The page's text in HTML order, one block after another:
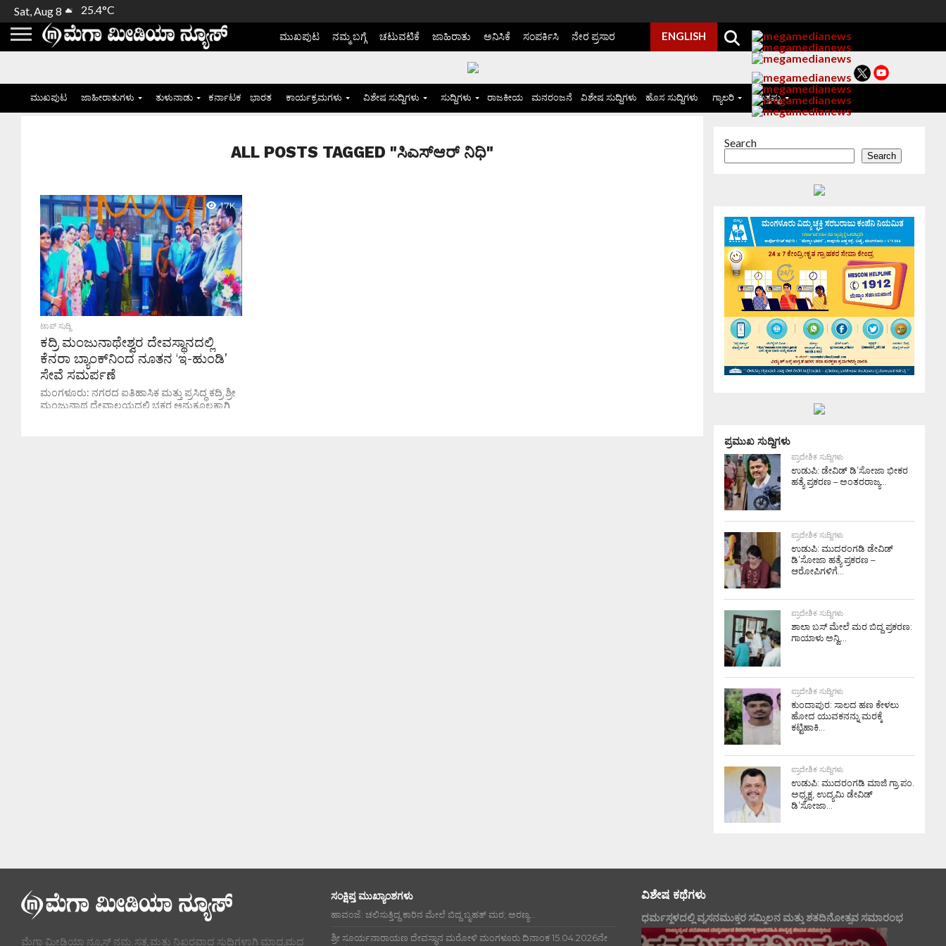
Sat, Aug 8 25.4°C
ಮುಖಪುಟ ನಮ್ಮ ಬಗ್ಗೆ ಚಟುವಟಿಕೆ ಜಾಹಿರಾತು ಅನಿಸಿಕೆ ಸಂಪರ್ಕಿಸಿ ನೇರ ಪ್ರಸಾರ ENGLISH
ಮುಖಪುಟ ಜಾಹೀರಾತುಗಳು ತುಳುನಾಡು ಕರ್ನಾಟಕ ಭಾರತ ಕಾರ್ಯಕ್ರಮಗಳು ವಿಶೇಷ ಸುದ್ದಿಗಳು ಸುದ್ದಿಗಳು ರಾಜಕೀಯ ಮನರಂಜನೆ ವಿಶೇಷ ಸುದ್ದಿಗಳು ಹೊಸ ಸುದ್ದಿಗಳು ಗ್ಯಾಲರಿ ಮತ್ತಷ್ಟು
ALL POSTS TAGGED "ಸಿಎಸ್ಆರ್ ನಿಧಿ"
1.7K
ಟಾಪ್ ಸುದ್ದಿ
ಕದ್ರಿ ಮಂಜುನಾಥೇಶ್ವರ ದೇವಸ್ಥಾನದಲ್ಲಿ
ಕೆನರಾ ಬ್ಯಾಂಕ್‌ನಿಂದ ನೂತನ ‘ಇ-ಹುಂಡಿ’
ಸೇವೆ ಸಮರ್ಪಣೆ
ಮಂಗಳೂರು: ನಗರದ ಐತಿಹಾಸಿಕ ಮತ್ತು ಪ್ರಸಿದ್ಧ ಕದ್ರಿ ಶ್ರೀ
ಮಂಜುನಾಥ ದೇವಾಲಯದಲ್ಲಿ ಭಕ್ತರ ಅನುಕೂಲಕ್ಕಾಗಿ
Search
Search
ಪ್ರಮುಖ ಸುದ್ದಿಗಳು
ಪ್ರಾದೇಶಿಕ ಸುದ್ದಿಗಳು
ಉಡುಪಿ: ಡೇವಿಡ್ ಡಿ’ಸೋಜಾ ಭೀಕರ
ಹತ್ಯೆ ಪ್ರಕರಣ – ಅಂತರರಾಜ್ಯ...
ಪ್ರಾದೇಶಿಕ ಸುದ್ದಿಗಳು
ಉಡುಪಿ: ಮುದರಂಗಡಿ ಡೇವಿಡ್
ಡಿ’ಸೋಜಾ ಹತ್ಯೆ ಪ್ರಕರಣ –
ಆರೋಪಿಗಳಿಗೆ...
ಪ್ರಾದೇಶಿಕ ಸುದ್ದಿಗಳು
ಶಾಲಾ ಬಸ್ ಮೇಲೆ ಮರ ಬಿದ್ದ ಪ್ರಕರಣ:
ಗಾಯಾಳು ಅನ್ವಿ...
ಪ್ರಾದೇಶಿಕ ಸುದ್ದಿಗಳು
ಕುಂದಾಪುರ: ಸಾಲದ ಹಣ ಕೇಳಲು
ಹೋದ ಯುವಕನನ್ನು ಮರಕ್ಕೆ
ಕಟ್ಟಿಹಾಕಿ...
ಪ್ರಾದೇಶಿಕ ಸುದ್ದಿಗಳು
ಉಡುಪಿ: ಮುದರಂಗಡಿ ಮಾಜಿ ಗ್ರಾ.ಪಂ.
ಅಧ್ಯಕ್ಷ, ಉದ್ಯಮಿ ಡೇವಿಡ್
ಡಿ’ಸೋಜಾ...
ಮೆಗಾ ಮೀಡಿಯಾ ನ್ಯೂಸ್ ನಮ್ಮ ಸತ್ಯ ಮತ್ತು ನಿಖರವಾದ ಸುದ್ದಿಗಳಾಗಿ ಮಾಧ್ಯಮದ
ಸಂಕ್ಷಿಪ್ತ ಮುಖ್ಯಾಂಶಗಳು
ಹಾವಂಜೆ: ಚಲಿಸುತ್ತಿದ್ದ ಕಾರಿನ ಮೇಲೆ ಬಿದ್ದ ಬೃಹತ್ ಮರ; ಅರಣ್ಯ...
ಶ್ರೀ ಸೂರ್ಯನಾರಾಯಣ ದೇವಸ್ಥಾನ ಮರೋಳಿ ಮಂಗಳೂರು ದಿನಾಂಕ 15.04.2026ನೇ
ವಿಶೇಷ ಕಥೆಗಳು
ಧರ್ಮಸ್ಥಳದಲ್ಲಿ ವ್ಯಸನಮುಕ್ತರ ಸಮ್ಮಿಲನ ಮತ್ತು ಶತದಿನೋತ್ಸವ ಸಮಾರಂಭ